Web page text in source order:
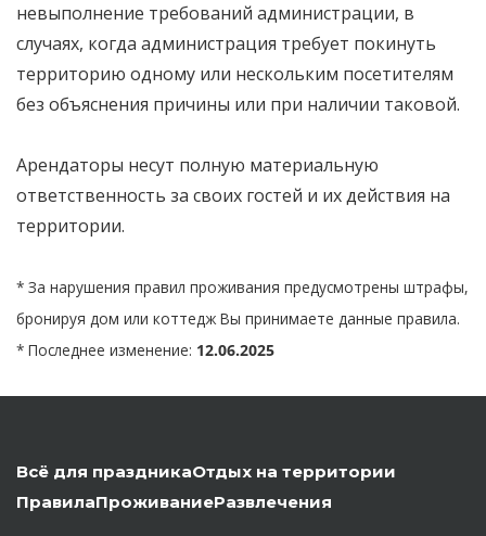
невыполнение требований администрации, в
случаях, когда администрация требует покинуть
территорию одному или нескольким посетителям
без объяснения причины или при наличии таковой.
Арендаторы несут полную материальную
ответственность за своих гостей и их действия на
территории.
* За нарушения правил проживания предусмотрены штрафы,
бронируя дом или коттедж Вы принимаете данные правила.
* Последнее изменение: 12.06.2025
Всё для праздникаОтдых на территории
ПравилаПроживаниеРазвлечения